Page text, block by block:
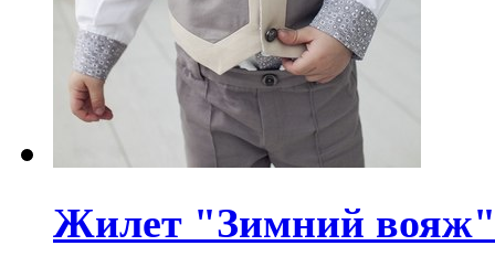
Жилет "Зимний вояж"